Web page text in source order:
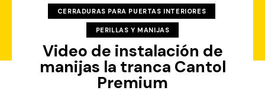
CERRADURAS PARA PUERTAS INTERIORES
PERILLAS Y MANIJAS
Video de instalación de
manijas la tranca Cantol
Premium